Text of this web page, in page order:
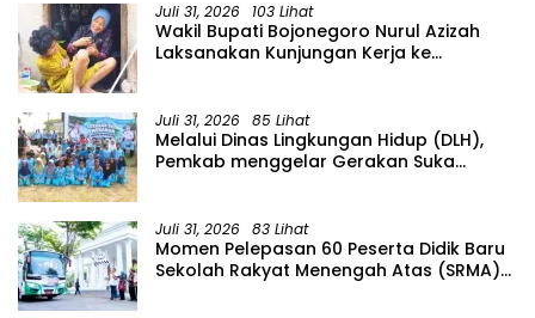
Juli 31, 2026 103 Lihat
Wakil Bupati Bojonegoro Nurul Azizah
Laksanakan Kunjungan Kerja ke
Juli 31, 2026 85 Lihat
Melalui Dinas Lingkungan Hidup (DLH),
Pemkab menggelar Gerakan Suka
Juli 31, 2026 83 Lihat
Momen Pelepasan 60 Peserta Didik Baru
Sekolah Rakyat Menengah Atas (SRMA)